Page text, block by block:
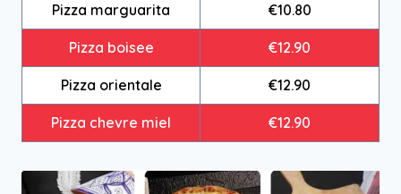
Pizza marguarita €10.80
Pizza boisee €12.90
Pizza orientale €12.90
Pizza chevre miel €12.90